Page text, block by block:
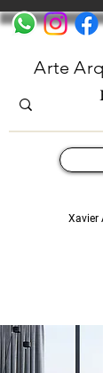
Arte
Xavier